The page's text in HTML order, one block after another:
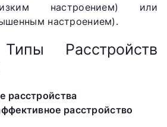
настроением) или
настроением).
Расстройств
расстройства
расстройство